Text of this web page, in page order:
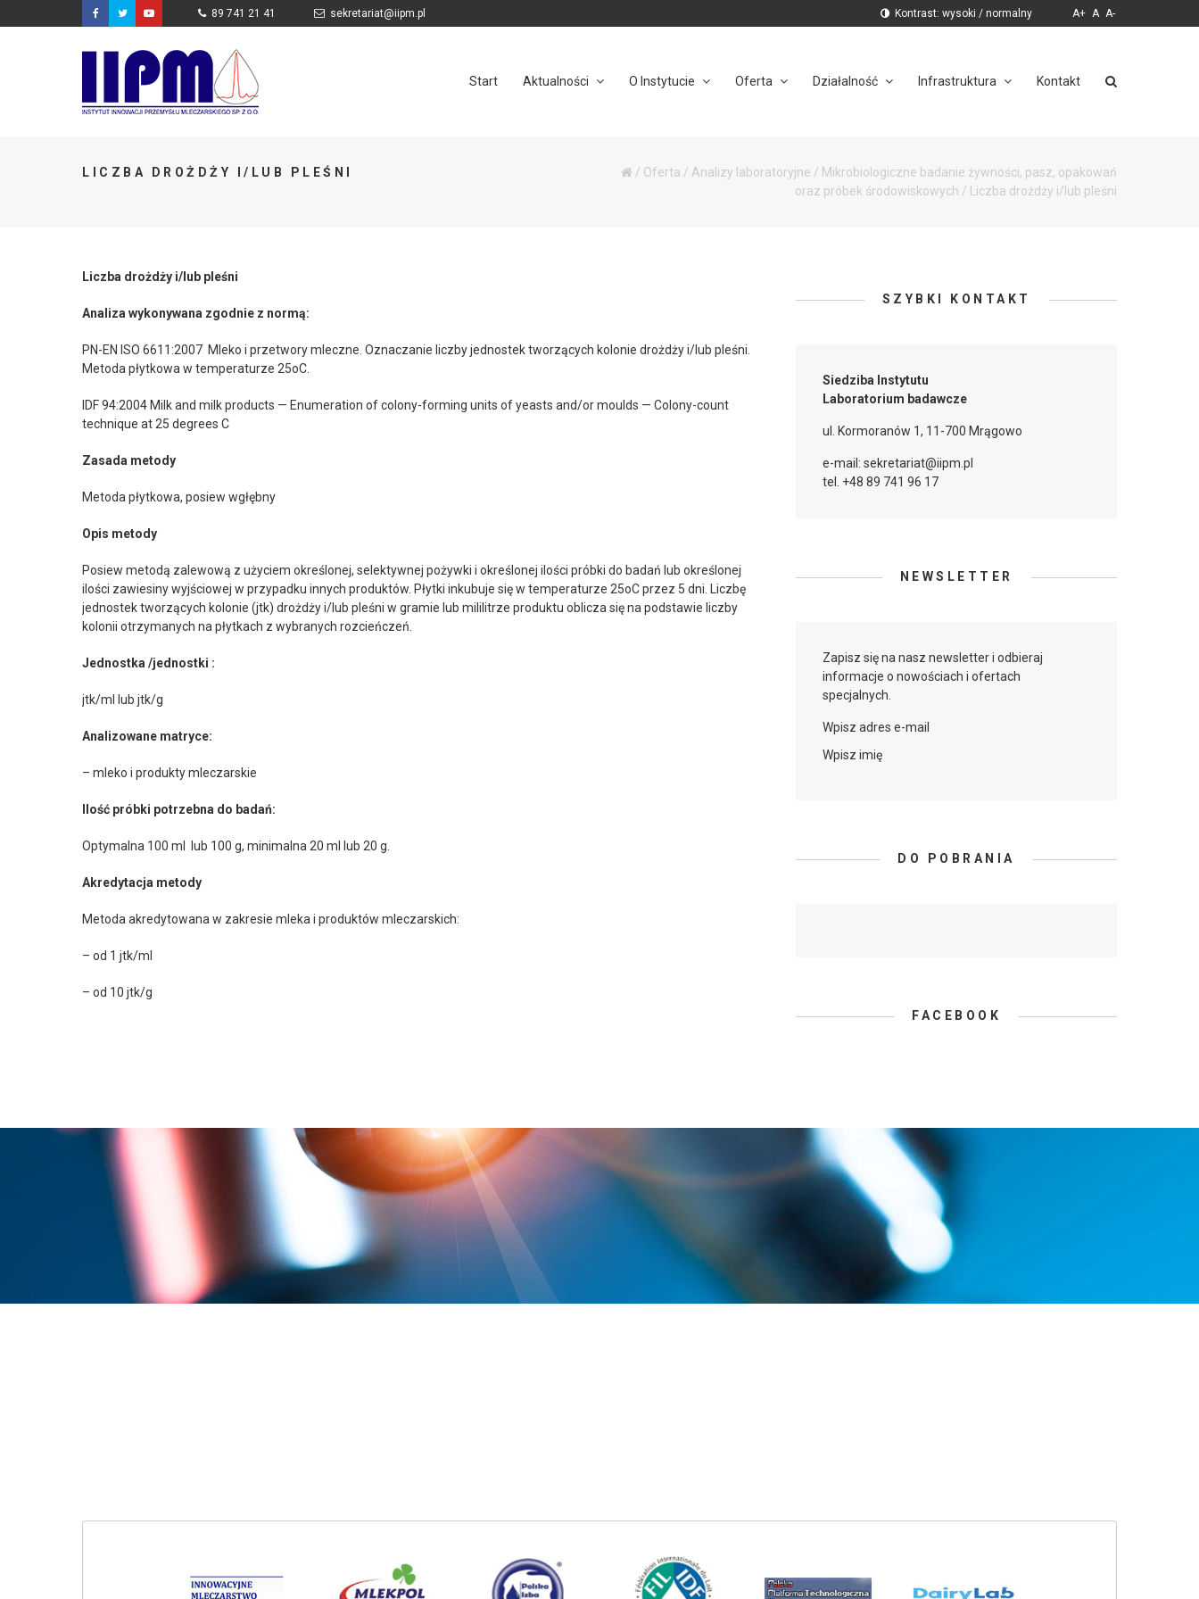
89 741 21 41 sekretariat@iipm.pl Kontrast: wysoki / normalny A+ A A-
Start Aktualności O Instytucie Oferta Działalność Infrastruktura Kontakt
LICZBA DROŻDŻY I/LUB PLEŚNI / Oferta / Analizy laboratoryjne / Mikrobiologiczne badanie żywności, pasz, opakowań
oraz próbek środowiskowych / Liczba drożdży i/lub pleśni
Liczba drożdży i/lub pleśni
Analiza wykonywana zgodnie z normą:
PN-EN ISO 6611:2007 Mleko i przetwory mleczne. Oznaczanie liczby jednostek tworzących kolonie drożdży i/lub pleśni.
Metoda płytkowa w temperaturze 25oC.
IDF 94:2004 Milk and milk products — Enumeration of colony-forming units of yeasts and/or moulds — Colony-count
technique at 25 degrees C
Zasada metody
Metoda płytkowa, posiew wgłębny
Opis metody
Posiew metodą zalewową z użyciem określonej, selektywnej pożywki i określonej ilości próbki do badań lub określonej
ilości zawiesiny wyjściowej w przypadku innych produktów. Płytki inkubuje się w temperaturze 25oC przez 5 dni. Liczbę
jednostek tworzących kolonie (jtk) drożdży i/lub pleśni w gramie lub mililitrze produktu oblicza się na podstawie liczby
kolonii otrzymanych na płytkach z wybranych rozcieńczeń.
Jednostka /jednostki :
jtk/ml lub jtk/g
Analizowane matryce:
– mleko i produkty mleczarskie
Ilość próbki potrzebna do badań:
Optymalna 100 ml lub 100 g, minimalna 20 ml lub 20 g.
Akredytacja metody
Metoda akredytowana w zakresie mleka i produktów mleczarskich:
– od 1 jtk/ml
– od 10 jtk/g
SZYBKI KONTAKT
Siedziba Instytutu
Laboratorium badawcze
ul. Kormoranów 1, 11-700 Mrągowo
e-mail: sekretariat@iipm.pl
tel. +48 89 741 96 17
NEWSLETTER
Zapisz się na nasz newsletter i odbieraj
informacje o nowościach i ofertach
specjalnych.
Wpisz adres e-mail
Wpisz imię
DO POBRANIA
FACEBOOK